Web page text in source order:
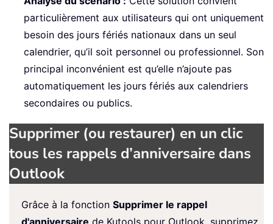
particulièrement aux utilisateurs qui ont uniquement
besoin des jours fériés nationaux dans un seul
calendrier, qu’il soit personnel ou professionnel. Son
principal inconvénient est qu’elle n’ajoute pas
automatiquement les jours fériés aux calendriers
secondaires ou publics.
Supprimer (ou restaurer) en un clic
tous les rappels d’anniversaire dans
Outlook
Grâce à la fonction Supprimer le rappel